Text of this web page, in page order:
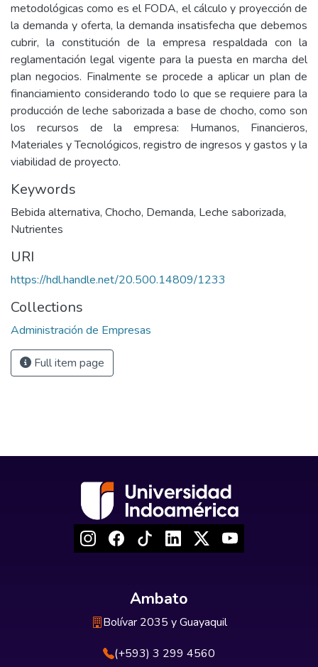
metodológicas como es el FODA, el cálculo y proyección de
la demanda y oferta, la demanda insatisfecha que debemos
cubrir, la constitución de la empresa respaldada con la
reglamentación legal vigente para la puesta en marcha del
plan negocios. Finalmente se procede a aplicar un plan de
financiamiento considerando todo lo que se requiere para la
producción de leche saborizada a base de chocho, como son
los recursos de la empresa: Humanos, Financieros,
Materiales y Tecnológicos, registro de ingresos y gastos y la
viabilidad de proyecto.
Keywords
Bebida alternativa, Chocho, Demanda, Leche saborizada,
Nutrientes
URI
https://hdl.handle.net/20.500.14809/1233
Collections
Administración de Empresas
Full item page
Ambato
Bolívar 2035 y Guayaquil
(+593) 3 299 4560